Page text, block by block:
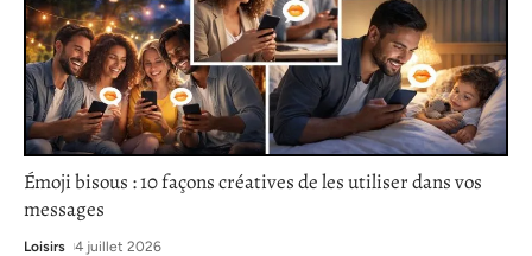
Émoji bisous : 10 façons créatives de les utiliser dans vos
messages
Loisirs 4 juillet 2026